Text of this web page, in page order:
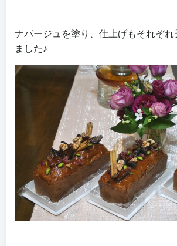
ナパージュを塗り、仕上げもそれぞれ
ました♪